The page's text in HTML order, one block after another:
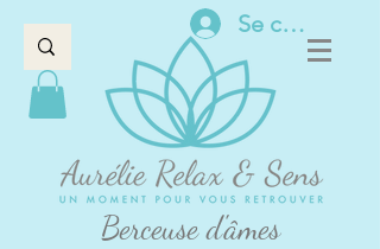
Se connecter
Berceuse d'âmes